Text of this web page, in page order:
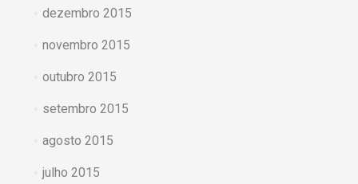
dezembro 2015
novembro 2015
outubro 2015
setembro 2015
agosto 2015
julho 2015